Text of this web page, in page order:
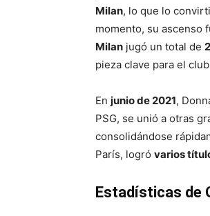
Milan, lo que lo
momento, su ascenso
Milan jugó un total de
pieza clave para el
En junio de 2021,
PSG, se unió a otras
consolidándose
París, logró varios
Estadísticas de